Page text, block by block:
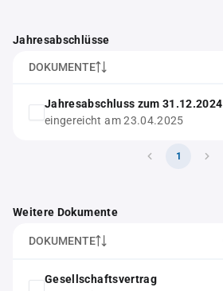
Jahresabschlüsse
DOKUMENTE
Jahresabschluss zum 31.12.2024
eingereicht am 23.04.2025
1
Weitere Dokumente
DOKUMENTE
Gesellschaftsvertrag